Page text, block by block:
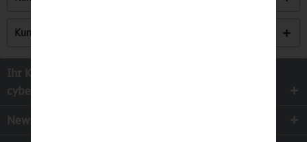
Kunden haben sich ebenfalls angesehen
Ihr Kontakt zur
cyber-Wear Heidelberg GmbH
Newsletter